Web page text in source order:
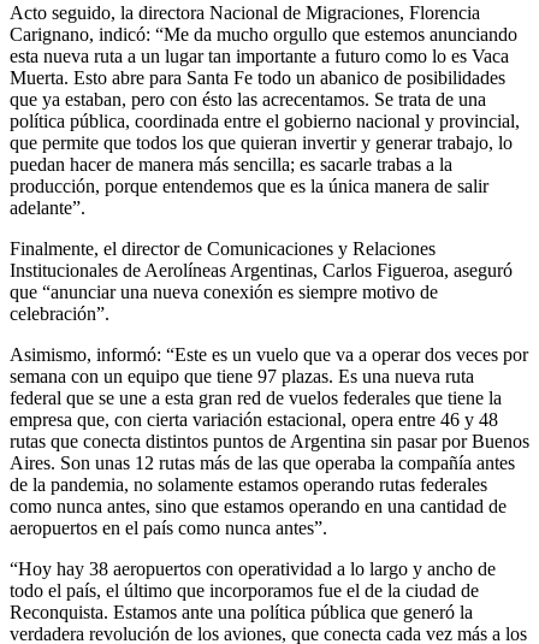
Acto seguido, la directora Nacional de Migraciones, Florencia
Carignano, indicó: “Me da mucho orgullo que estemos anunciando
esta nueva ruta a un lugar tan importante a futuro como lo es Vaca
Muerta. Esto abre para Santa Fe todo un abanico de posibilidades
que ya estaban, pero con ésto las acrecentamos. Se trata de una
política pública, coordinada entre el gobierno nacional y provincial,
que permite que todos los que quieran invertir y generar trabajo, lo
puedan hacer de manera más sencilla; es sacarle trabas a la
producción, porque entendemos que es la única manera de salir
adelante”.
Finalmente, el director de Comunicaciones y Relaciones
Institucionales de Aerolíneas Argentinas, Carlos Figueroa, aseguró
que “anunciar una nueva conexión es siempre motivo de
celebración”.
Asimismo, informó: “Este es un vuelo que va a operar dos veces por
semana con un equipo que tiene 97 plazas. Es una nueva ruta
federal que se une a esta gran red de vuelos federales que tiene la
empresa que, con cierta variación estacional, opera entre 46 y 48
rutas que conecta distintos puntos de Argentina sin pasar por Buenos
Aires. Son unas 12 rutas más de las que operaba la compañía antes
de la pandemia, no solamente estamos operando rutas federales
como nunca antes, sino que estamos operando en una cantidad de
aeropuertos en el país como nunca antes”.
“Hoy hay 38 aeropuertos con operatividad a lo largo y ancho de
todo el país, el último que incorporamos fue el de la ciudad de
Reconquista. Estamos ante una política pública que generó la
verdadera revolución de los aviones, que conecta cada vez más a los